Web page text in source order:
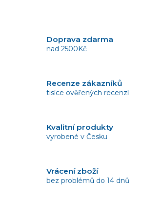
Doprava zdarma
nad 2500Kč
Recenze zákazníků
tisíce ověřených recenzí
Kvalitní produkty
vyrobené v Česku
Vrácení zboží
bez problémů do 14 dnů